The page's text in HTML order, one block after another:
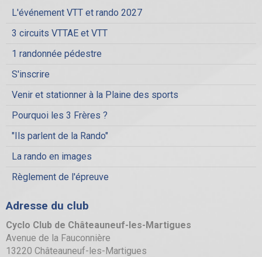
L'événement VTT et rando 2027
3 circuits VTTAE et VTT
1 randonnée pédestre
S'inscrire
Venir et stationner à la Plaine des sports
Pourquoi les 3 Frères ?
"Ils parlent de la Rando"
La rando en images
Règlement de l'épreuve
Adresse du club
Cyclo Club de Châteauneuf-les-Martigues
Avenue de la Fauconnière
13220 Châteauneuf-les-Martigues